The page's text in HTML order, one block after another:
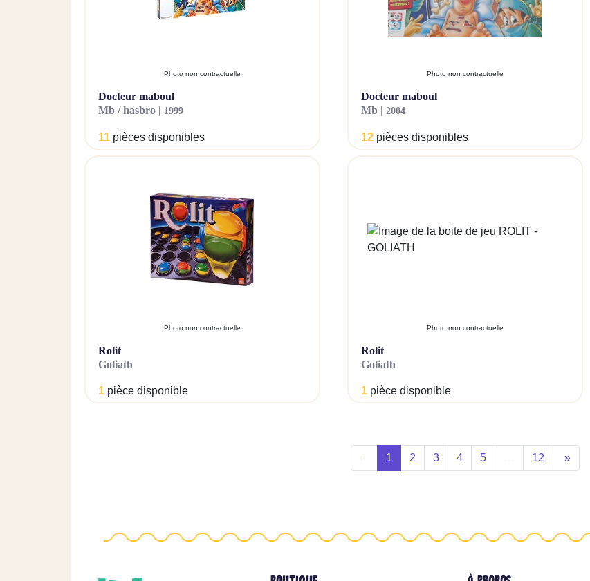
Photo non contractuelle
docteur maboul
mb / hasbro | 1999
11 pièces disponibles
Photo non contractuelle
docteur maboul
mb |2004
12 pièces disponibles
Photo non contractuelle
rolit
goliath
1 pièce disponible
Photo non contractuelle
rolit
goliath
1 pièce disponible
1 2 3 4 5 12 »